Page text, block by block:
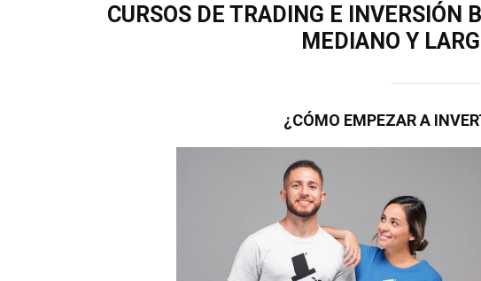
CURSOS DE TRADING E INVERSIÓN
MEDIANO Y
¿CÓMO EMPEZAR A